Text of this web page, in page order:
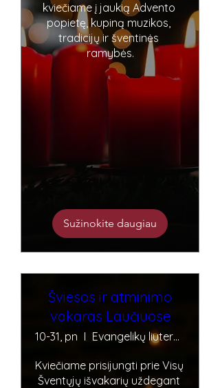
kviečiame į jaukią Advento
popietę, kupiną muzikos,
tradicijų ir šventinės
ramybės.
Sužinokite daugiau
Šviesos ir atminimo
vakaras Laučiuose
10-31, pn Evangelikų liuteronų senosios kapinės
Kviečiame prisijungti prie Visų
Šventųjų išvakarių uždegant